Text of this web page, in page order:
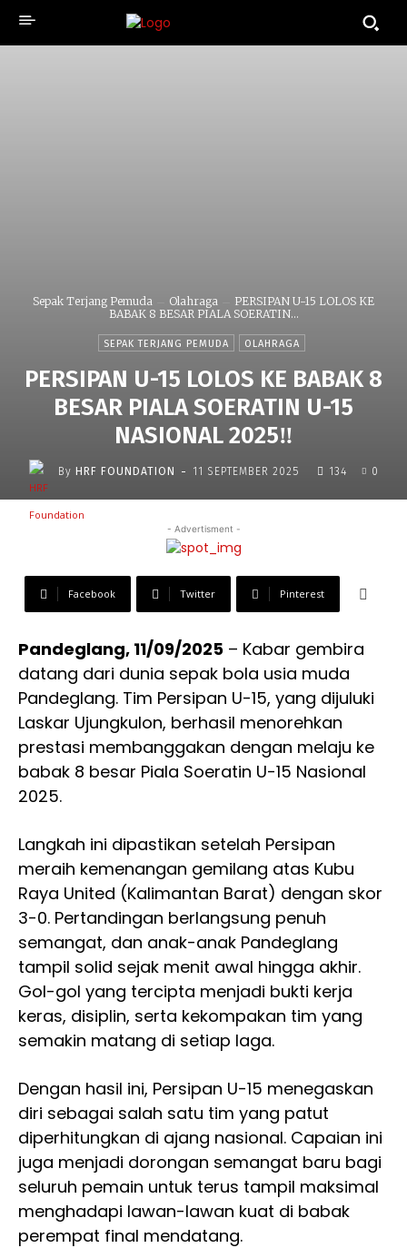
Sepak Terjang Pemuda Olahraga
PERSIPAN U-15 LOLOS KE
BABAK 8 BESAR PIALA SOERATIN...
SEPAK TERJANG PEMUDA OLAHRAGA
PERSIPAN U-15 LOLOS KE BABAK 8
BESAR PIALA SOERATIN U-15
NASIONAL 2025‼️
By HRF FOUNDATION - 11 SEPTEMBER 2025 134 0
- Advertisment -
Facebook Twitter Pinterest
Pandeglang, 11/09/2025 – Kabar gembira
datang dari dunia sepak bola usia muda
Pandeglang. Tim Persipan U-15, yang dijuluki
Laskar Ujungkulon, berhasil menorehkan
prestasi membanggakan dengan melaju ke
babak 8 besar Piala Soeratin U-15 Nasional
2025.
Langkah ini dipastikan setelah Persipan
meraih kemenangan gemilang atas Kubu
Raya United (Kalimantan Barat) dengan skor
3-0. Pertandingan berlangsung penuh
semangat, dan anak-anak Pandeglang
tampil solid sejak menit awal hingga akhir.
Gol-gol yang tercipta menjadi bukti kerja
keras, disiplin, serta kekompakan tim yang
semakin matang di setiap laga.
Dengan hasil ini, Persipan U-15 menegaskan
diri sebagai salah satu tim yang patut
diperhitungkan di ajang nasional. Capaian ini
juga menjadi dorongan semangat baru bagi
seluruh pemain untuk terus tampil maksimal
menghadapi lawan-lawan kuat di babak
perempat final mendatang.